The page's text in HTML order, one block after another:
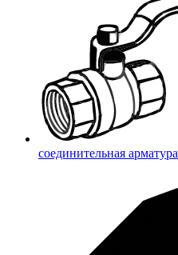
соединительная арматура